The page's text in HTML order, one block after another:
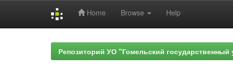
Home Browse Help
Репозиторий УО "Гомельский